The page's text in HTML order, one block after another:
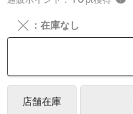
╳ ：在庫なし
店舗在庫